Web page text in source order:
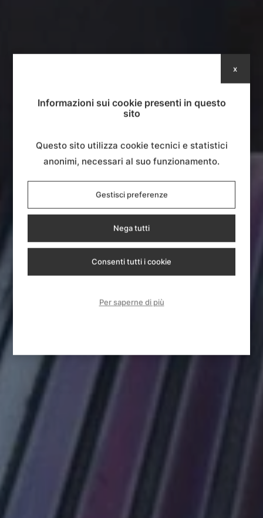
Informazioni sui cookie presenti in questo
sito
Questo sito utilizza cookie tecnici e statistici
anonimi, necessari al suo funzionamento.
Gestisci preferenze
Nega tutti
Consenti tutti i cookie
Per saperne di più
x